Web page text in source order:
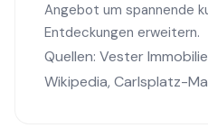
Angebot um spannende
Entdeckungen erweitern.
Quellen: Vester
Wikipedia, Carlsplatz-